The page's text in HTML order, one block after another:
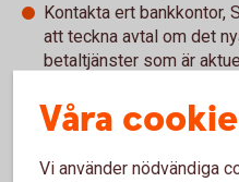
Kontakta ert bankkontor,
att teckna avtal om det
betaltjänster som är
filtjänster
Våra
Vi använder nödvändiga